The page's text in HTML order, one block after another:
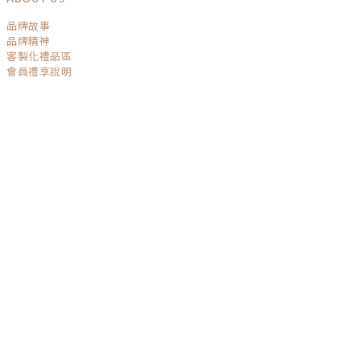
已選0件
品牌故事
品牌精神
客製化禮品區
會員禮享說明